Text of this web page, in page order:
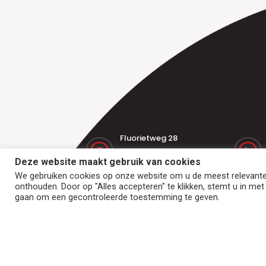
Fluorietweg 28
1812 RR Alkmaar
Nederland
Deze website maakt gebruik van cookies
We gebruiken cookies op onze website om u de meest
onthouden. Door op "Alles accepteren" te klikken, stemt u in
gaan om een gecontroleerde toestemming te geven.